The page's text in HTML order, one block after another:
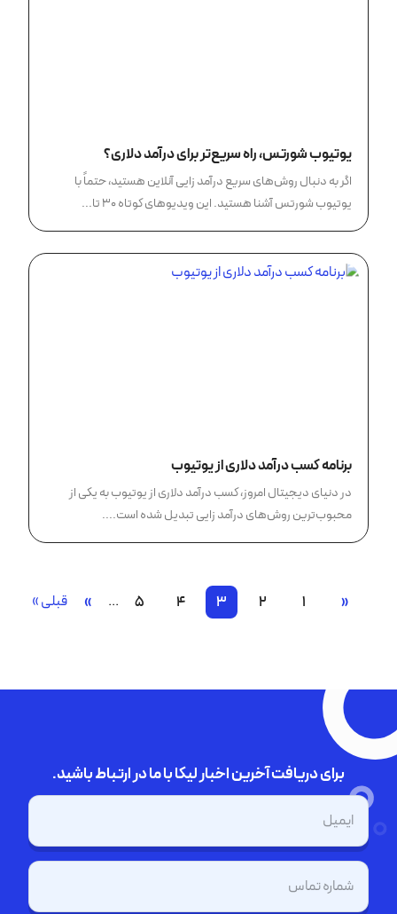
یوتیوب شورتس، راه سریع‌تر برای درآمد دلاری؟
اگر به دنبال روش‌های سریع درآمد زایی آنلاین هستید، حتماً با
یوتیوب شورتس آشنا هستید. این ویدیوهای کوتاه ۳۰ تا...
برنامه کسب درآمد دلاری از یوتیوب
در دنیای دیجیتال امروز، کسب درآمد دلاری از یوتیوب به یکی از
محبوب‌ترین روش‌های درآمد زایی تبدیل شده است....
«
1
2
3
4
5
...
» قبلی »
برای دریافت آخرین اخبار لیکا با ما در ارتباط باشید.